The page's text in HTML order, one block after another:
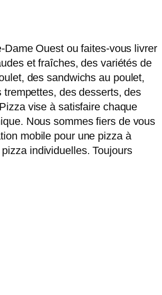
Ouest ou faites-vous livrer
et fraîches, des variétés de
des sandwichs au poulet,
des desserts, des
vise à satisfaire chaque
Nous sommes fiers de vous
mobile pour une pizza à
individuelles. Toujours